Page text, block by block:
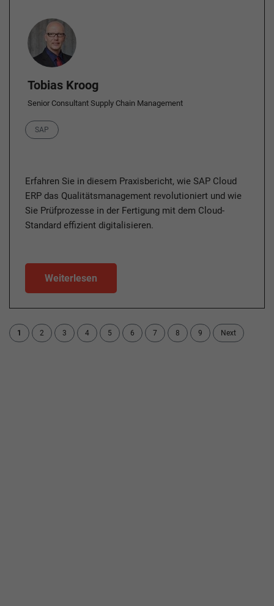
Author
Tobias Kroog
Senior Consultant Supply Chain Management
Category
SAP
Erfahren Sie in diesem Praxisbericht, wie SAP Cloud
ERP das Qualitätsmanagement revolutioniert und wie
Sie Prüfprozesse in der Fertigung mit dem Cloud-
Standard effizient digitalisieren.
Weiterlesen
1 2 3 4 5 6 7 8 9 Next